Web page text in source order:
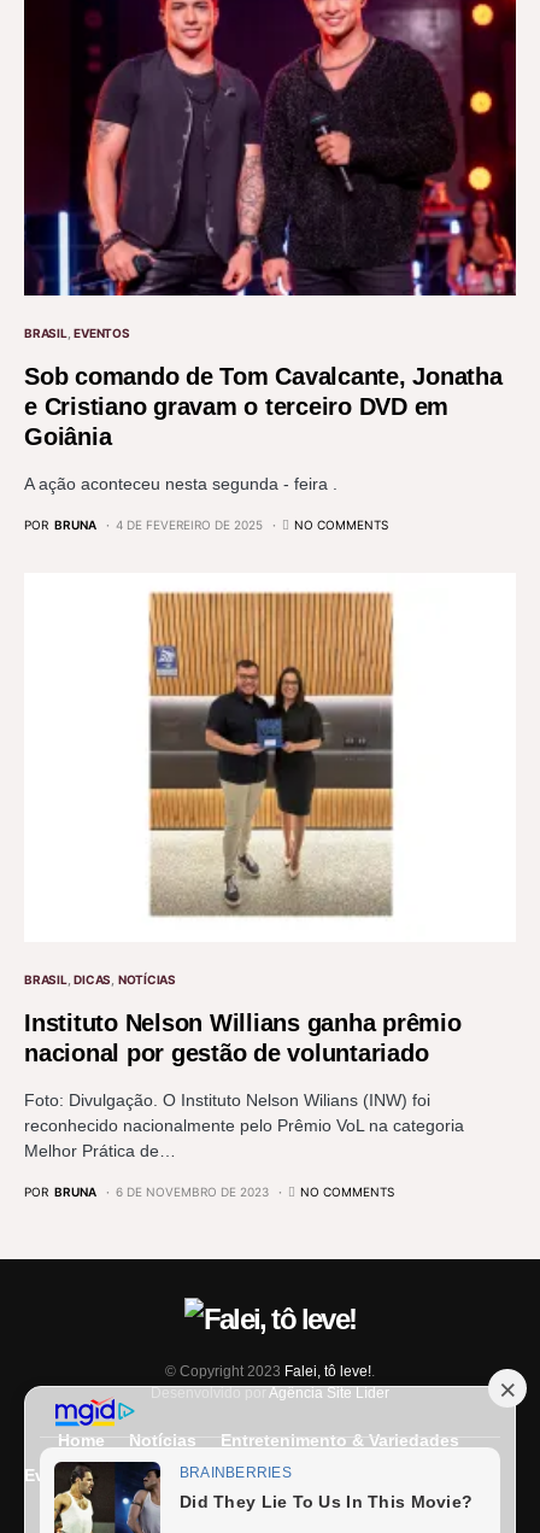
BRASIL EVENTOS
Sob comando de Tom Cavalcante, Jonatha
e Cristiano gravam o terceiro DVD em
Goiânia
A ação aconteceu nesta segunda - feira .
POR BRUNA 4 DE FEVEREIRO DE 2025 NO COMMENTS
BRASIL DICAS NOTÍCIAS
Instituto Nelson Willians ganha prêmio
nacional por gestão de voluntariado
Foto: Divulgação. O Instituto Nelson Wilians (INW) foi
reconhecido nacionalmente pelo Prêmio VoL na categoria
Melhor Prática de…
POR BRUNA 6 DE NOVEMBRO DE 2023 NO COMMENTS
© Copyright 2023 Falei, tô leve!
Desenvolvido porAgência Site Líder
Home Notícias
Entretenimento & Variedades
Eventos
Entrevista Últimas Notícias
Expediente
Fale Conosco Termos e condições